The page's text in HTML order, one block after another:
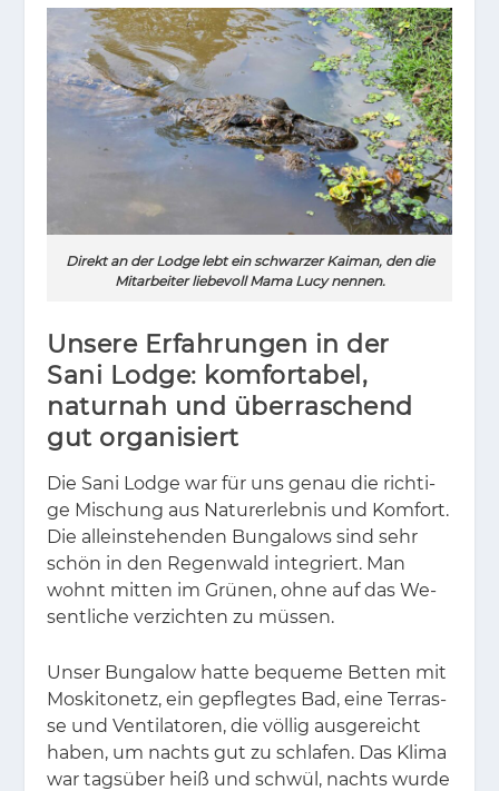
Direkt an der Lodge lebt ein schwarzer Kaiman, den die
Mitarbeiter liebevoll Mama Lucy nennen.
Unsere Erfahrungen in der
Sani Lodge: komfortabel,
naturnah und überraschend
gut organisiert
Die Sani Lodge war für uns ge­nau die rich­ti­
ge Mi­schung aus Na­tur­er­leb­nis und Kom­fort.
Die al­lein­ste­hen­den Bun­ga­lows sind sehr
schön in den Re­gen­wald in­te­griert. Man
wohnt mit­ten im Grü­nen, ohne auf das We­
sent­li­che ver­zich­ten zu müs­sen.
Un­ser Bun­ga­low hat­te be­que­me Bet­ten mit
Mos­ki­to­netz, ein ge­pfleg­tes Bad, eine Ter­ras­
se und Ven­ti­la­to­ren, die völ­lig aus­ge­reicht
ha­ben, um nachts gut zu schla­fen. Das Kli­ma
war tags­über heiß und schwül, nachts wur­de